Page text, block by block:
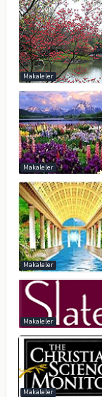
Makaleler
Makaleler
Makaleler
Makaleler
Makaleler